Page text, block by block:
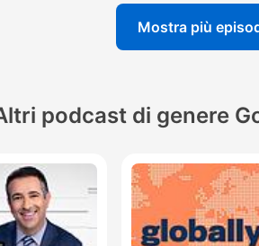
Mostra più
podcast di genere